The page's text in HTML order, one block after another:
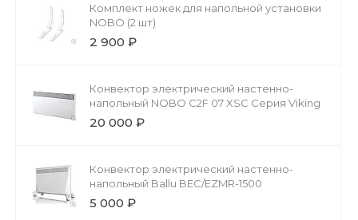
Комплект ножек для напольной установки
NOBO (2 шт)
2 900 ₽
Конвектор электрический настенно-
напольный NOBO C2F 07 XSC Серия Viking
20 000 ₽
Конвектор электрический настенно-
напольный Ballu BEC/EZMR-1500
5 000 ₽